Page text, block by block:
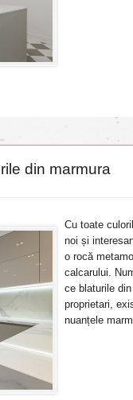
din marmura
Cu toate
noi și
o rocă
calcarului.
ce blaturile
proprietari,
nuanțele